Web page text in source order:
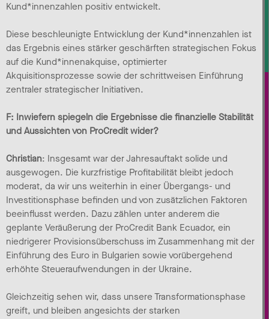
Kund*innenzahlen positiv entwickelt.
Diese beschleunigte Entwicklung der Kund*innenzahlen ist
das Ergebnis eines stärker geschärften strategischen Fokus
auf die Kund*innenakquise, optimierter
Akquisitionsprozesse sowie der schrittweisen Einführung
zentraler strategischer Initiativen.
F: Inwiefern spiegeln die Ergebnisse die finanzielle Stabilität
und Aussichten von ProCredit wider?
Christian: Insgesamt war der Jahresauftakt solide und
ausgewogen. Die kurzfristige Profitabilität bleibt jedoch
moderat, da wir uns weiterhin in einer Übergangs- und
Investitionsphase befinden und von zusätzlichen Faktoren
beeinflusst werden. Dazu zählen unter anderem die
geplante Veräußerung der ProCredit Bank Ecuador, ein
niedrigerer Provisionsüberschuss im Zusammenhang mit der
Einführung des Euro in Bulgarien sowie vorübergehend
erhöhte Steueraufwendungen in der Ukraine.
Gleichzeitig sehen wir, dass unsere Transformationsphase
greift, und bleiben angesichts der starken